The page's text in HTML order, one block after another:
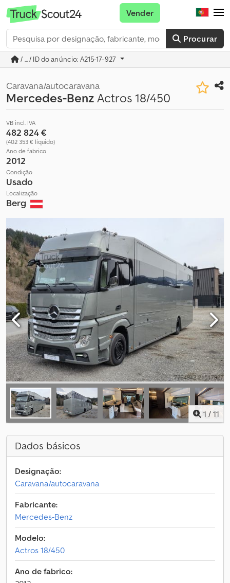
Procurar
Vender
/ ... / ID do anúncio: A215-17-927
Caravana/autocaravana
Mercedes-BenzActros 18/450
VB incl. IVA
482 824 €
(402 353 € líquido)
Ano de fabrico
2012
Condição
Usado
Localização
Berg
1 / 11
Dados básicos
Designação:
Caravana/autocaravana
Fabricante:
Mercedes-Benz
Modelo:
Actros 18/450
Ano de fabrico: